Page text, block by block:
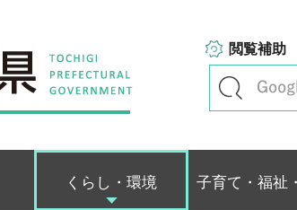
閲覧補助
くらし・環境 子育て・福祉